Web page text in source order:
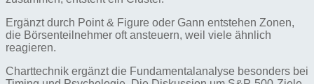
Ergänzt durch Point & Figure oder Gann entstehen Zonen,
die Börsenteilnehmer oft ansteuern, weil viele ähnlich
reagieren.
Charttechnik ergänzt die Fundamentalanalyse besonders bei